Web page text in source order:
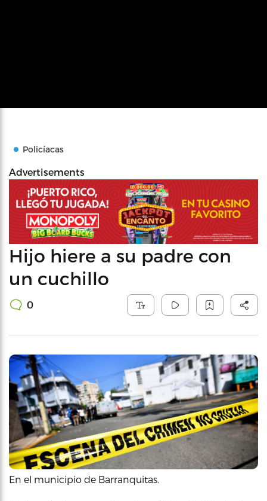
Policíacas
Advertisements
Hijo hiere a su padre con
un cuchillo
0
En el municipio de Barranquitas.